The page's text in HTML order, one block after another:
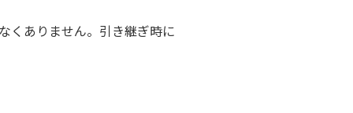
くありません。引き継ぎ時に